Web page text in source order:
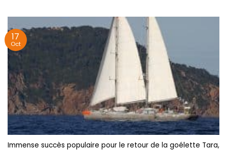
Immense succès populaire pour le retour de la goélette Tara,
17
Oct